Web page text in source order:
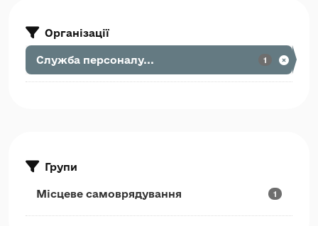
Організації
Служба персоналу... 1
Групи
Місцеве самоврядування 1